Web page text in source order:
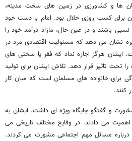
ها و کشاورزی در زمین های سخت مدینه،
برای کسب روزی حلال بود. امام با دست خود
باشند و در عین حال، مازاد درآمد خود را
نشان می دهد که مسئولیت اقتصادی مرد در
ایشان هرگز اجازه نداد که فقر یا سختی های
تحت تاثیر قرار دهد. تلاش ایشان برای تولید
برای خانواده های مسلمان است که میان کار
کنند.
و گفتگو جایگاه ویژه ای داشت. ایشان به
می دادند. در وقایع مختلف تاریخی می
مسائل مهم اجتماعی مشورت می کردند.